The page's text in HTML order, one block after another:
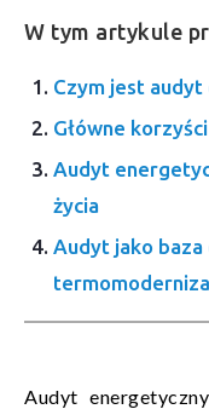
W tym artykule
Czym jest
Główne
Audyt
życia
Audyt jako baza
Audyt